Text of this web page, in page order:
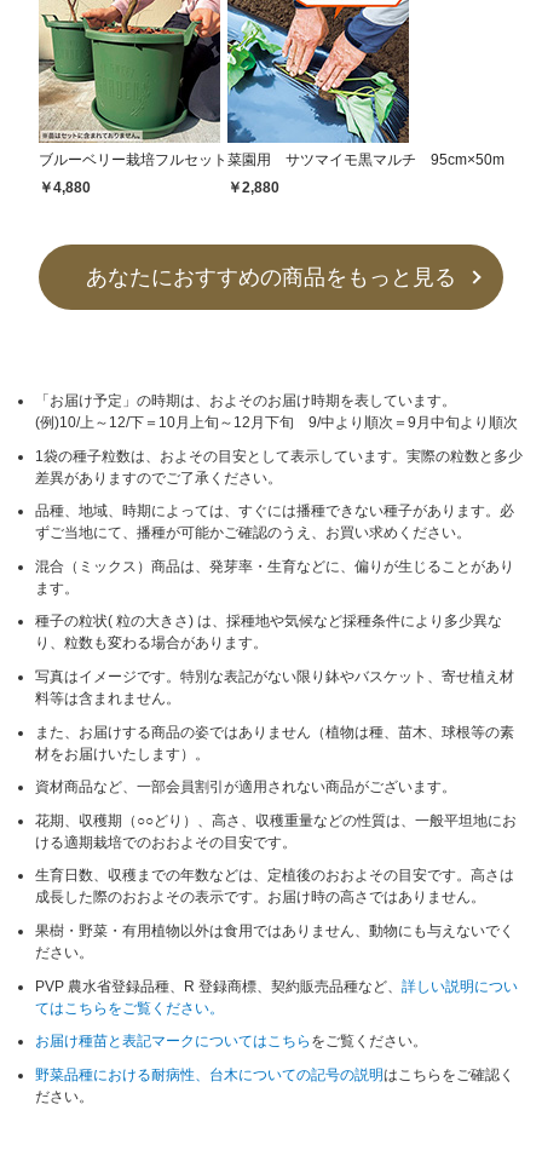
ブルーベリー栽培フルセット
￥4,880
菜園用 サツマイモ黒マルチ 95cm×50m
￥2,880
あなたにおすすめの商品をもっと見る
「お届け予定」の時期は、およそのお届け時期を表しています。
(例)10/上～12/下＝10月上旬～12月下旬 9/中より順次＝9月中旬より順次
1袋の種子粒数は、およその目安として表示しています。実際の粒数と多少
差異がありますのでご了承ください。
品種、地域、時期によっては、すぐには播種できない種子があります。必
ずご当地にて、播種が可能かご確認のうえ、お買い求めください。
混合（ミックス）商品は、発芽率・生育などに、偏りが生じることがあり
ます。
種子の粒状( 粒の大きさ) は、採種地や気候など採種条件により多少異な
り、粒数も変わる場合があります。
写真はイメージです。特別な表記がない限り鉢やバスケット、寄せ植え材
料等は含まれません。
また、お届けする商品の姿ではありません（植物は種、苗木、球根等の素
材をお届けいたします）。
資材商品など、一部会員割引が適用されない商品がございます。
花期、収穫期（○○どり）、高さ、収穫重量などの性質は、一般平坦地にお
ける適期栽培でのおおよその目安です。
生育日数、収穫までの年数などは、定植後のおおよその目安です。高さは
成長した際のおおよその表示です。お届け時の高さではありません。
果樹・野菜・有用植物以外は食用ではありません、動物にも与えないでく
ださい。
PVP 農水省登録品種、R 登録商標、契約販売品種など、詳しい説明につい
てはこちらをご覧ください。
お届け種苗と表記マークについてはこちら をご覧ください。
野菜品種における耐病性、台木についての記号の説明はこちらをご確認く
ださい。